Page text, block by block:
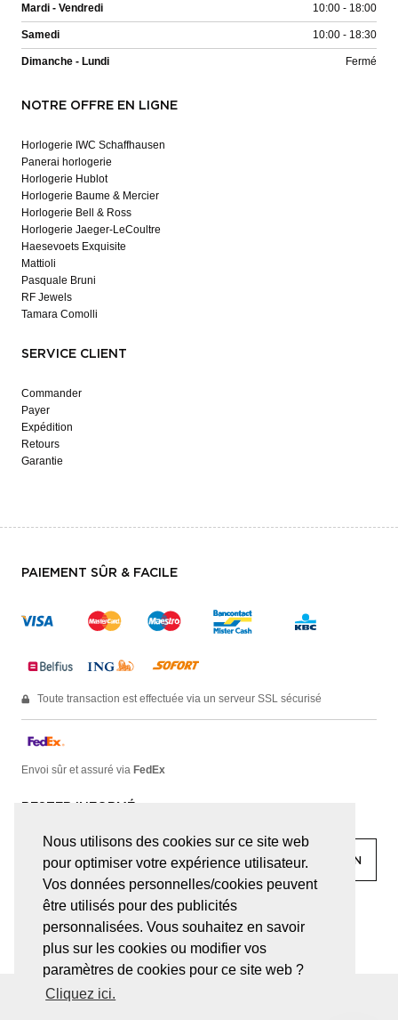
Nous utilisons des cookies sur ce site web
pour optimiser votre expérience utilisateur.
Vos données personnelles/cookies peuvent
être utilisés pour des publicités
personnalisées. Vous souhaitez en savoir
plus sur les cookies ou modifier vos
paramètres de cookies pour ce site web ?
Cliquez ici.
Mardi - Vendredi 10:00 - 18:00
Samedi 10:00 - 18:30
Dimanche - Lundi Fermé
NOTRE OFFRE EN LIGNE
Horlogerie IWC Schaffhausen
Panerai horlogerie
Horlogerie Hublot
Horlogerie Baume & Mercier
Horlogerie Bell & Ross
Horlogerie Jaeger-LeCoultre
Haesevoets Exquisite
Mattioli
Pasquale Bruni
RF Jewels
Tamara Comolli
SERVICE CLIENT
Commander
Payer
Expédition
Retours
Garantie
PAIEMENT SÛR & FACILE
Toute transaction est effectuée via un serveur SSL sécurisé
Envoi sûr et assuré via FedEx
RESTER INFORMÉ
facebook linkedin